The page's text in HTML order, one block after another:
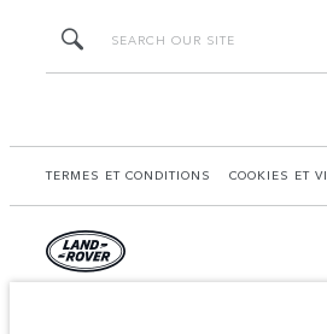
TERMES ET CONDITIONS COOKIES ET